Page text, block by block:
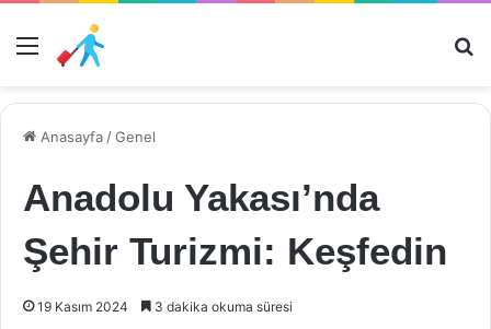
Menü
Anasayfa /Genel
Anadolu Yakası’nda
Şehir Turizmi: Keşfedin
19 Kasım 2024 3 dakika okuma süresi